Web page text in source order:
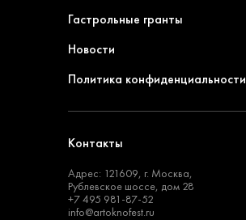
Гастрольные гранты
Новости
Политика конфиденциальности
Контакты
Адрес: 121609, г. Москва,
Рублевское шоссе, дом 28
+7 495 981-87-52
info@artoknofest.ru